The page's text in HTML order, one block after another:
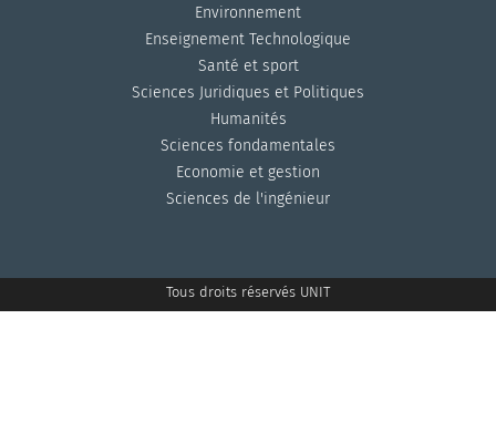
Environnement
Enseignement Technologique
Santé et sport
Sciences Juridiques et Politiques
Humanités
Sciences fondamentales
Economie et gestion
Sciences de l'ingénieur
Tous droits réservés UNIT